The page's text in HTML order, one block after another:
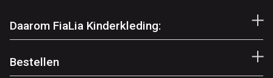
Daarom FiaLia Kinderkleding:
Bestellen